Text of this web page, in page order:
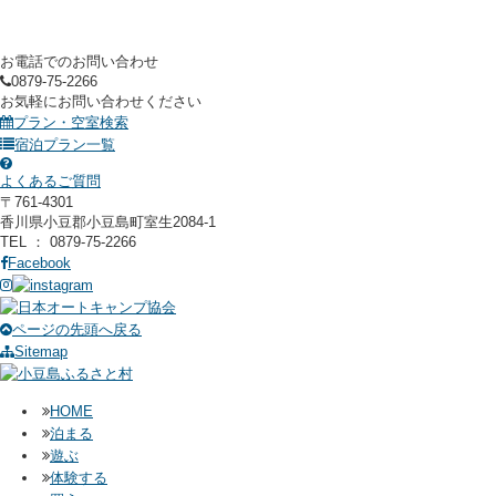
お電話でのお問い合わせ
0879-75-2266
お気軽にお問い合わせください
プラン・空室検索
宿泊プラン一覧
よくあるご質問
〒761-4301
香川県小豆郡小豆島町室生2084-1
TEL ： 0879-75-2266
Facebook
ページの先頭へ戻る
Sitemap
HOME
泊まる
遊ぶ
体験する